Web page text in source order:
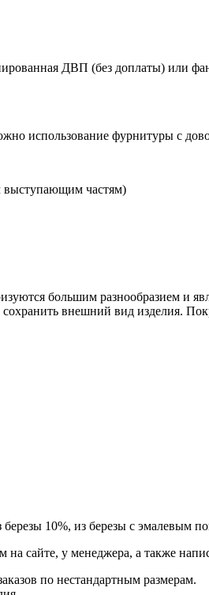
ДВП (без доплаты) или
использование фурнитуры с
выступающим частям)
большим разнообразием и
внешний вид изделия.
10%, из березы с эмалевым
сайте, у менеджера, а также
по нестандартным размерам.